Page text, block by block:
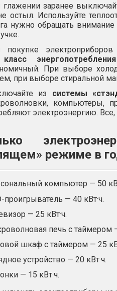
глажении заранее
остыл. Используйте
нужно обращать внимание
покупке
класс энергопотребления
При выборе
при выборе стиральной
из системы
компьютеры,
электроэнергию.
режиме в
компьютер — 50
проигрыватель — 40 кВт·ч.
— 25 кВт·ч.
печь с таймером
шкаф с таймером — 25
устройство — 20 кВт·ч.
— 15 кВт·ч.